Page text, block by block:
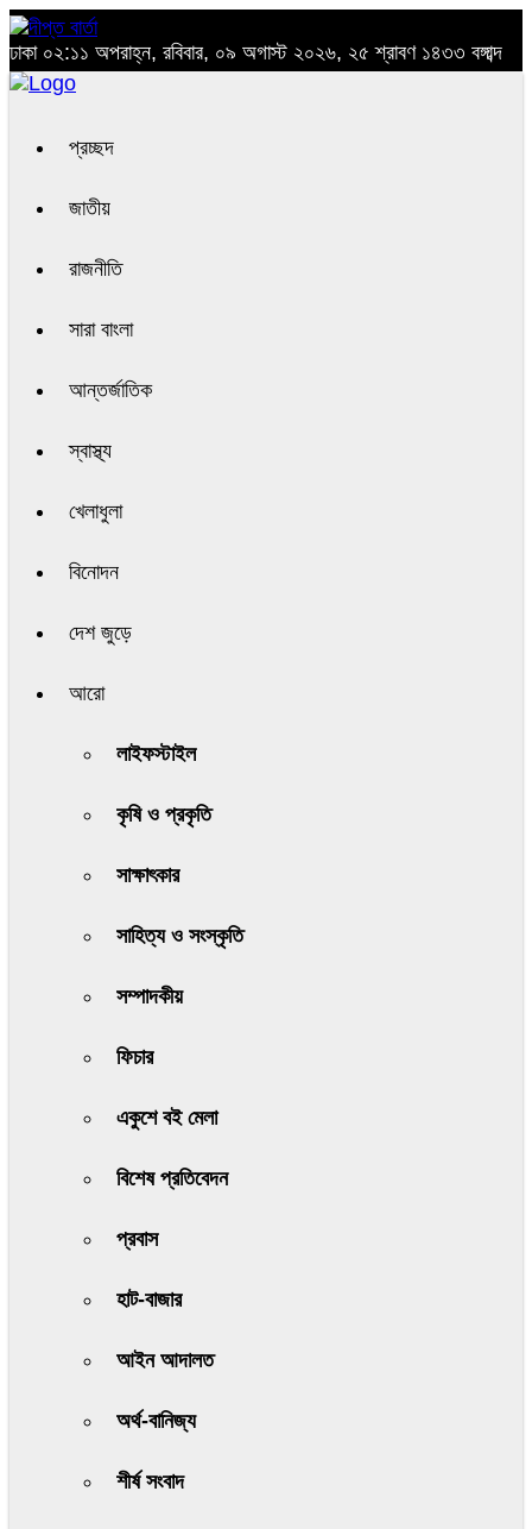
ঢাকা ০২:১১ অপরাহ্ন, রবিবার, ০৯ অগাস্ট ২০২৬, ২৫ শ্রাবণ ১৪৩৩ বঙ্গাব্দ
প্রচ্ছদ
জাতীয়
রাজনীতি
সারা বাংলা
আন্তর্জাতিক
স্বাস্থ্য
খেলাধুলা
বিনোদন
দেশ জুড়ে
আরো
লাইফস্টাইল
কৃষি ও প্রকৃতি
সাক্ষাৎকার
সাহিত্য ও সংস্কৃতি
সম্পাদকীয়
ফিচার
একুশে বই মেলা
বিশেষ প্রতিবেদন
প্রবাস
হাট-বাজার
আইন আদালত
অর্থ-বানিজ্য
শীর্ষ সংবাদ